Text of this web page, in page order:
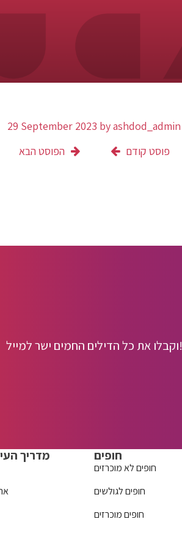
29 September 2023 byashdod_admin
פוסט קודם
הפוסט הבא
וקבלו את כל הדילים החמים ישר למייל!
מדריך חופים
חופים לא מוכרזים
חופים לגולשים
חופים מוכרזים